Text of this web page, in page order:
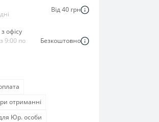
Від 40 грн
офісу
9:00 по
Безкоштовно
отриманні
Юр. особи